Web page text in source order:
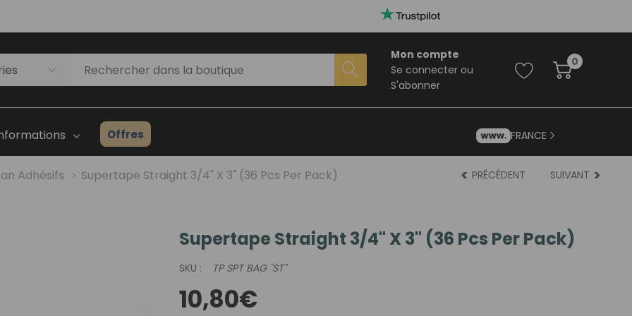
Mon compte
Se connecter ou
S'abonner
0
Offres FRANCE
Adhésifs Supertape Straight 3/4" X 3" (36 Pcs Per Pack) PRÉCÉDENT SUIVANT
Supertape Straight 3/4" X 3" (36 Pcs Per Pack)
SKU : TP SPT BAG "ST"
10,80€